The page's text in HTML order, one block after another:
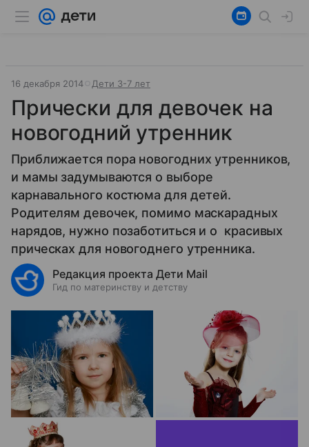
16 декабря 2014 Дети 3-7 лет
Прически для девочек на
новогодний утренник
Приближается пора новогодних утренников,
и мамы задумываются о выборе
карнавального костюма для детей.
Родителям девочек, помимо маскарадных
нарядов, нужно позаботиться и о красивых
прическах для новогоднего утренника.
Редакция проекта Дети Mail
Гид по материнству и детству